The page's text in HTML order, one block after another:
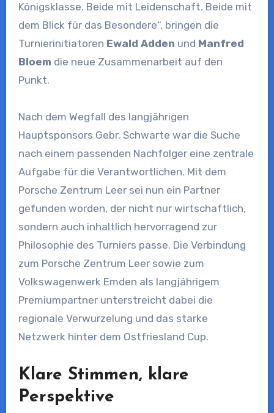
Königsklasse. Beide mit Leidenschaft. Beide mit
dem Blick für das Besondere“, bringen die
Turnierinitiatoren Ewald Adden und Manfred
Bloem die neue Zusammenarbeit auf den
Punkt.
Nach dem Wegfall des langjährigen
Hauptsponsors Gebr. Schwarte war die Suche
nach einem passenden Nachfolger eine zentrale
Aufgabe für die Verantwortlichen. Mit dem
Porsche Zentrum Leer sei nun ein Partner
gefunden worden, der nicht nur wirtschaftlich,
sondern auch inhaltlich hervorragend zur
Philosophie des Turniers passe. Die Verbindung
zum Porsche Zentrum Leer sowie zum
Volkswagenwerk Emden als langjährigem
Premiumpartner unterstreicht dabei die
regionale Verwurzelung und das starke
Netzwerk hinter dem Ostfriesland Cup.
Klare Stimmen, klare
Perspektive